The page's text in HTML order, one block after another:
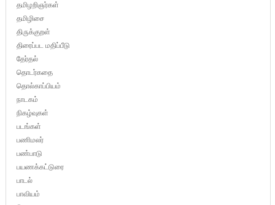
தமிழறிஞர்கள்
தமிழிசை
திருக்குறள்
திரைப்பட மதிப்பீடு
தேர்தல்
தொடர்கதை
தொல்காப்பியம்
நாடகம்
நிகழ்வுகள்
படங்கள்
பணிமலர்
பண்பாடு
பயணக்கட்டுரை
பாடல்
பாவியம்